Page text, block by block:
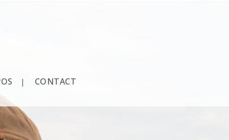
CONTACT